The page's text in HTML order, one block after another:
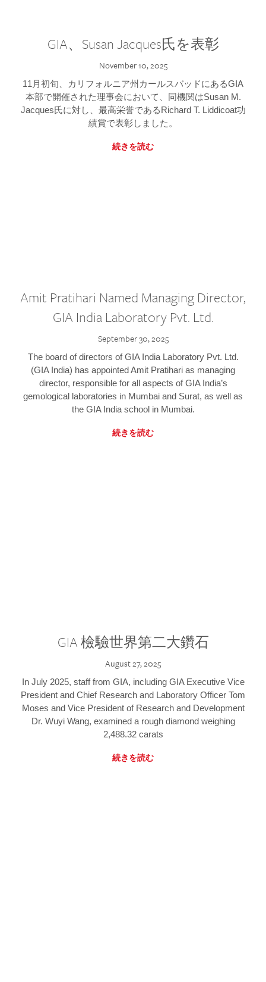
GIA、Susan Jacques氏を表彰
November 10, 2025
11月初旬、カリフォルニア州カールスバッドにあるGIA
本部で開催された理事会において、同機関はSusan M.
Jacques氏に対し、最高栄誉であるRichard T. Liddicoat功
績賞で表彰しました。
続きを読む
Amit Pratihari Named Managing Director,
GIA India Laboratory Pvt. Ltd.
September 30, 2025
The board of directors of GIA India Laboratory Pvt. Ltd.
(GIA India) has appointed Amit Pratihari as managing
director, responsible for all aspects of GIA India’s
gemological laboratories in Mumbai and Surat, as well as
the GIA India school in Mumbai.
続きを読む
GIA 檢驗世界第二大鑽石
August 27, 2025
In July 2025, staff from GIA, including GIA Executive Vice
President and Chief Research and Laboratory Officer Tom
Moses and Vice President of Research and Development
Dr. Wuyi Wang, examined a rough diamond weighing
2,488.32 carats
続きを読む